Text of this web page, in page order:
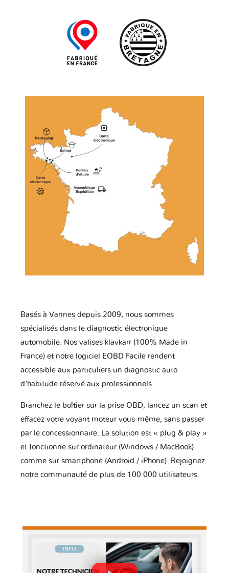
Basés à Vannes depuis 2009, nous sommes
spécialisés dans le diagnostic électronique
automobile. Nos valises klavkarr (100% Made in
France) et notre logiciel EOBD Facile rendent
accessible aux particuliers un diagnostic auto
d'habitude réservé aux professionnels.
Branchez le boîtier sur la prise OBD, lancez un scan et
effacez votre voyant moteur vous-même, sans passer
par le concessionnaire. La solution est « plug & play »
et fonctionne sur ordinateur (Windows / MacBook)
comme sur smartphone (Android / iPhone). Rejoignez
notre communauté de plus de 100 000 utilisateurs.